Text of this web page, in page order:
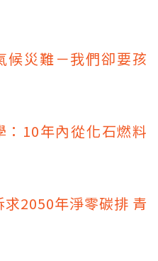
候災難－我們卻要孩
10年內從化石燃料
2050年淨零碳排 青